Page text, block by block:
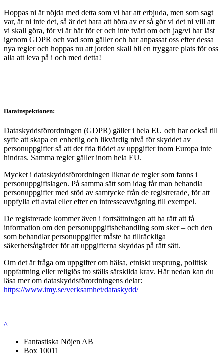
Hoppas ni är nöjda med detta som vi har att erbjuda, men som sagt
var, är ni inte det, så är det bara att höra av er så gör vi det ni vill att
vi skall göra, för vi är här för er och inte tvärt om och jag/vi har läst
igenom GDPR och vad som gäller och har anpassat oss efter dessa
nya regler och hoppas nu att jorden skall bli en tryggare plats för oss
alla att leva på i och med detta!
Datainspektionen:
Dataskyddsförordningen (GDPR) gäller i hela EU och har också till
syfte att skapa en enhetlig och likvärdig nivå för skyddet av
personuppgifter så att det fria flödet av uppgifter inom Europa inte
hindras. Samma regler gäller inom hela EU.
Mycket i dataskyddsförordningen liknar de regler som fanns i
personuppgiftslagen. På samma sätt som idag får man behandla
personuppgifter med stöd av samtycke från de registrerade, för att
uppfylla ett avtal eller efter en intresseavvägning till exempel.
De registrerade kommer även i fortsättningen att ha rätt att få
information om den personuppgiftsbehandling som sker – och den
som behandlar personuppgifter måste ha tillräckliga
säkerhetsåtgärder för att uppgifterna skyddas på rätt sätt.
Om det är fråga om uppgifter om hälsa, etniskt ursprung, politisk
uppfattning eller religiös tro ställs särskilda krav. Här nedan kan du
läsa mer om dataskyddsförordningens delar:
https://www.imy.se/verksamhet/dataskydd/
^
Fantastiska Nöjen AB
Box 10011